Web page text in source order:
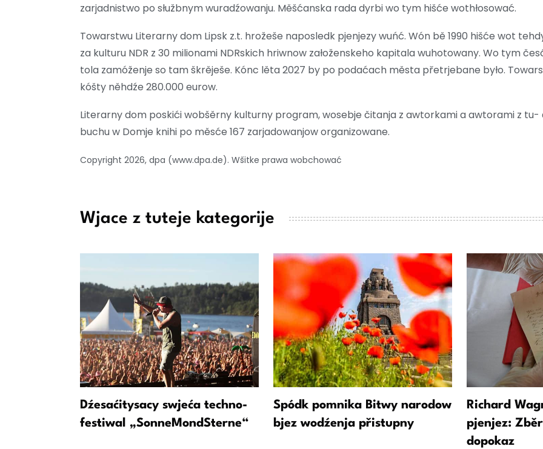
zarjadnistwo po słužbnym wuradźowanju. Měšćanska rada dyrbi wo tym hišće wothłosować.
Towarstwu Literarny dom Lipsk z.t. hrožeše naposledk pjenjezy wuńć. Wón bě 1990 hišće wot
za kulturu NDR z 30 milionami NDRskich hriwnow załoženskeho kapitala wuhotowany. Wo tym
tola zamóženje so tam škrěješe. Kónc lěta 2027 by po podaćach města přetrjebane było.
kóšty něhdźe 280.000 eurow.
Literarny dom poskići wobšěrny kulturny program, wosebje čitanja z awtorkami a awtorami z tu-
buchu w Domje knihi po měsće 167 zarjadowanjow organizowane.
Copyright 2026, dpa (www.dpa.de). Wšitke prawa wobchować
Wjace z tuteje kategorije
Dźesaćitysacy swjeća techno-
festiwal „SonneMondSterne“
Spódk pomnika Bitwy narodow
bjez wodźenja přistupny
Richard
pjenjez:
dopokaz